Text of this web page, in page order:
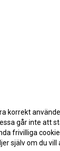
korrekt
går inte att
frivilliga
själv om du vill